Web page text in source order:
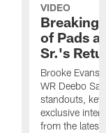
VIDEO
Breaking
of Pads
Sr.'s
Brooke Evans
WR Deebo
standouts,
exclusive
from the latest